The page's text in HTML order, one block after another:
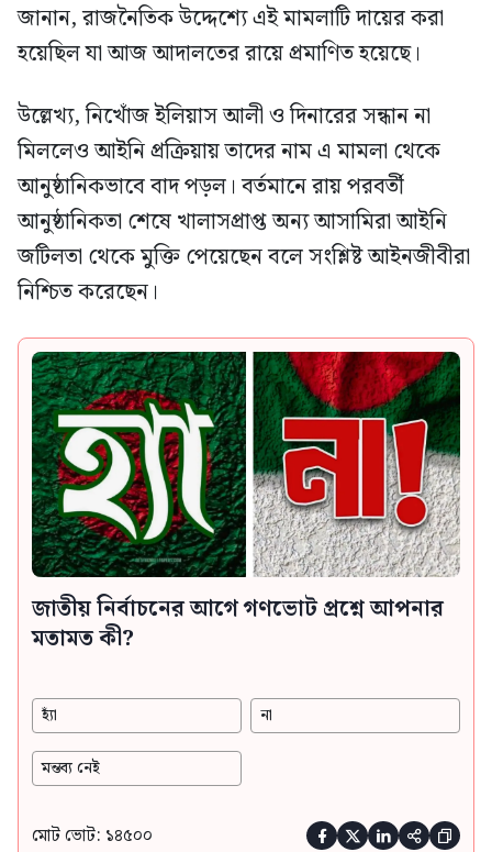
জানান, রাজনৈতিক উদ্দেশ্যে এই মামলাটি দায়ের করা
হয়েছিল যা আজ আদালতের রায়ে প্রমাণিত হয়েছে।
উল্লেখ্য, নিখোঁজ ইলিয়াস আলী ও দিনারের সন্ধান না
মিললেও আইনি প্রক্রিয়ায় তাদের নাম এ মামলা থেকে
আনুষ্ঠানিকভাবে বাদ পড়ল। বর্তমানে রায় পরবর্তী
আনুষ্ঠানিকতা শেষে খালাসপ্রাপ্ত অন্য আসামিরা আইনি
জটিলতা থেকে মুক্তি পেয়েছেন বলে সংশ্লিষ্ট আইনজীবীরা
নিশ্চিত করেছেন।
জাতীয় নির্বাচনের আগে গণভোট প্রশ্নে আপনার
মতামত কী?
হ্যাঁ না
মন্তব্য নেই
মোট ভোট: ১৪৫০০     